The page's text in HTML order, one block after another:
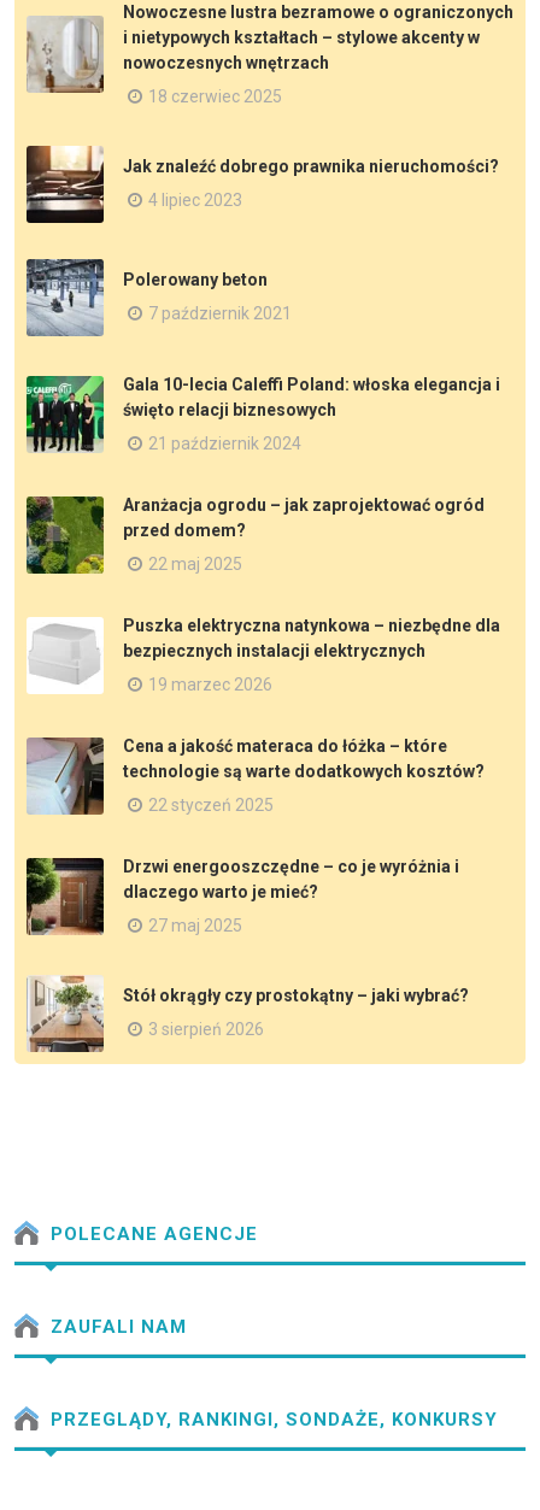
Nowoczesne lustra bezramowe o ograniczonych
i nietypowych kształtach – stylowe akcenty w
nowoczesnych wnętrzach
18 czerwiec 2025
Jak znaleźć dobrego prawnika nieruchomości?
4 lipiec 2023
Polerowany beton
7 październik 2021
Gala 10-lecia Caleffi Poland: włoska elegancja i
święto relacji biznesowych
21 październik 2024
Aranżacja ogrodu – jak zaprojektować ogród
przed domem?
22 maj 2025
Puszka elektryczna natynkowa – niezbędne dla
bezpiecznych instalacji elektrycznych
19 marzec 2026
Cena a jakość materaca do łóżka – które
technologie są warte dodatkowych kosztów?
22 styczeń 2025
Drzwi energooszczędne – co je wyróżnia i
dlaczego warto je mieć?
27 maj 2025
Stół okrągły czy prostokątny – jaki wybrać?
3 sierpień 2026
POLECANE AGENCJE
ZAUFALI NAM
PRZEGLĄDY, RANKINGI, SONDAŻE, KONKURSY